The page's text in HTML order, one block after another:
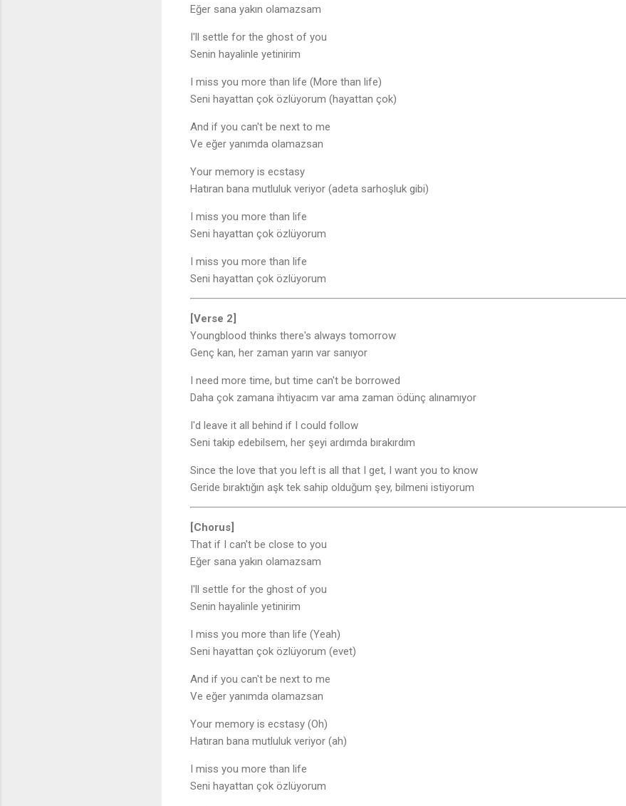
Eğer sana yakın olamazsam
I'll settle for the ghost of you
Senin hayalinle yetinirim
I miss you more than life (More than life)
Seni hayattan çok özlüyorum (hayattan çok)
And if you can't be next to me
Ve eğer yanımda olamazsan
Your memory is ecstasy
Hatıran bana mutluluk veriyor (adeta sarhoşluk gibi)
I miss you more than life
Seni hayattan çok özlüyorum
I miss you more than life
Seni hayattan çok özlüyorum
[Verse 2]
Youngblood thinks there's always tomorrow
Genç kan, her zaman yarın var sanıyor
I need more time, but time can't be borrowed
Daha çok zamana ihtiyacım var ama zaman ödünç alınamıyor
I'd leave it all behind if I could follow
Seni takip edebilsem, her şeyi ardımda bırakırdım
Since the love that you left is all that I get, I want you to know
Geride bıraktığın aşk tek sahip olduğum şey, bilmeni istiyorum
[Chorus]
That if I can't be close to you
Eğer sana yakın olamazsam
I'll settle for the ghost of you
Senin hayalinle yetinirim
I miss you more than life (Yeah)
Seni hayattan çok özlüyorum (evet)
And if you can't be next to me
Ve eğer yanımda olamazsan
Your memory is ecstasy (Oh)
Hatıran bana mutluluk veriyor (ah)
I miss you more than life
Seni hayattan çok özlüyorum